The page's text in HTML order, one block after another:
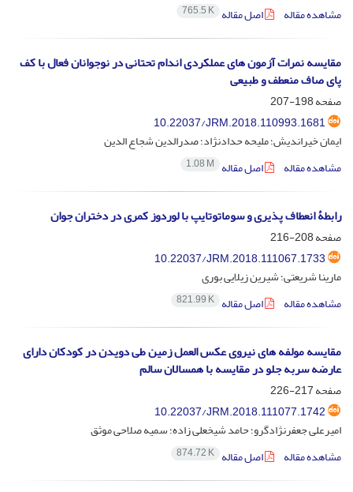
مشاهده مقاله
اصل مقاله 765.5 K
مقایسه نمرات آزمون های عملکردی اندام تحتانی در نوجوانان فعال با کف
پای صاف منعطف و طبیعی
صفحه198-207
10.22037/JRM.2018.110993.1681
ایمان خیراندیش؛ ملیحه حدادنژاد؛ صدرالدین شجاع الدین
مشاهده مقاله
اصل مقاله 1.08 M
رابطۀ انعطاف پذیری و سوماتوتایپ با لوردوز کمری در دختران جوان
صفحه208-216
10.22037/JRM.2018.111067.1733
مارینا شریعتی؛ شیرین زیلایی بوری
مشاهده مقاله
اصل مقاله 821.99 K
مقایسه مولفه های نیروی عکس العمل زمین طی دویدن در کودکان دارای
عارضه سربه جلو در مقایسه با همسالان سالم
صفحه217-226
10.22037/JRM.2018.111077.1742
امیرعلی جعفرنژادگرو؛ حامد شیخعلی زاده؛ سمیه صلاحی موثق
مشاهده مقاله
اصل مقاله 874.72 K